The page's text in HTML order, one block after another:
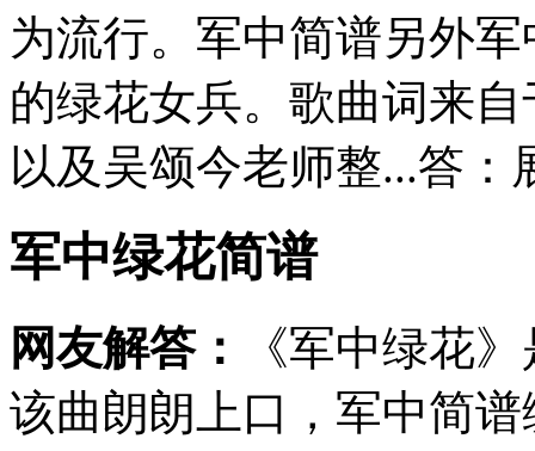
为流行。军中简谱另外
的绿花女兵。歌曲词来
以及吴颂今老师整...答
军中绿花简谱
网友解答：
《军中绿花
该曲朗朗上口，军中简